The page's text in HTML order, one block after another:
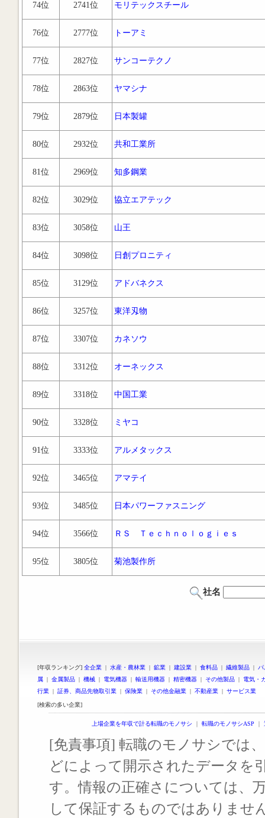
74位 2741位 モリテックスチール
76位 2777位 トーアミ
77位 2827位 サンコーテクノ
78位 2863位 ヤマシナ
79位 2879位 日本製罐
80位 2932位 共和工業所
81位 2969位 知多鋼業
82位 3029位 協立エアテック
83位 3058位 山王
84位 3098位 日創プロニティ
85位 3129位 アドバネクス
86位 3257位 東洋刄物
87位 3307位 カネソウ
88位 3312位 オーネックス
89位 3318位 中国工業
90位 3328位 ミヤコ
91位 3333位 アルメタックス
92位 3465位 アマテイ
93位 3485位 日本パワーファスニング
94位 3566位 ＲＳ Ｔｅｃｈｎｏｌｏｇｉｅｓ
95位 3805位 菊池製作所
社名
[年収ランキング] 全企業 | 水産・農林業 | 鉱業 | 建設業 | 食料品 | 繊維製品 |
属 | 金属製品 | 機械 | 電気機器 | 輸送用機器 | 精密機器 | その他製品 | 電気・
行業 | 証券、商品先物取引業 | 保険業 | その他金融業 | 不動産業 | サービス業
[検索の多い企業]
上場企業を年収で計る転職のモノサシ ｜ 転職のモノサシASP ｜
[免責事項] 転職のモノサシでは
どによって開示されたデータを
す。情報の正確さについては、
して保証するものではありませ